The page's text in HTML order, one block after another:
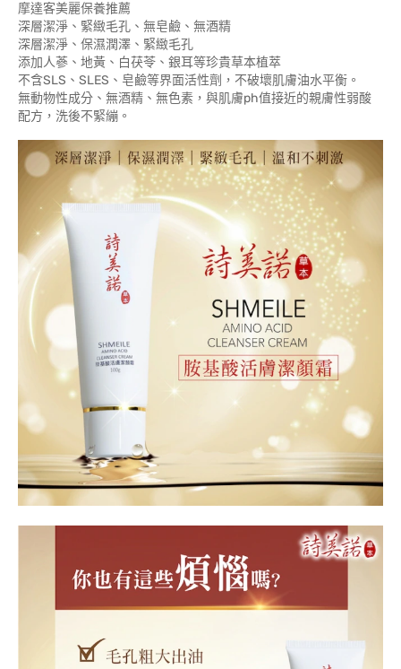
摩達客美麗保養推薦
深層潔淨、緊緻毛孔、無皂鹼、無酒精
深層潔淨、保濕潤澤、緊緻毛孔
添加人蔘、地黃、白茯苓、銀耳等珍貴草本植萃
不含SLS、SLES、皂鹼等界面活性劑，不破壞肌膚油水平衡。
無動物性成分、無酒精、無色素，與肌膚ph值接近的親膚性弱酸
配方，洗後不緊繃。